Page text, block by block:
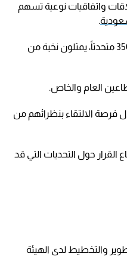
واتفاقيات نوعية تسهم
.
ولفت إلى أنه يشارك فيه أكثر من 350 متحدثاً، يمثلون نخبة من
فرصة الالتقاء بنظرائهم من
القرار حول التحديات التي قد
والتخطيط لدى الهيئة